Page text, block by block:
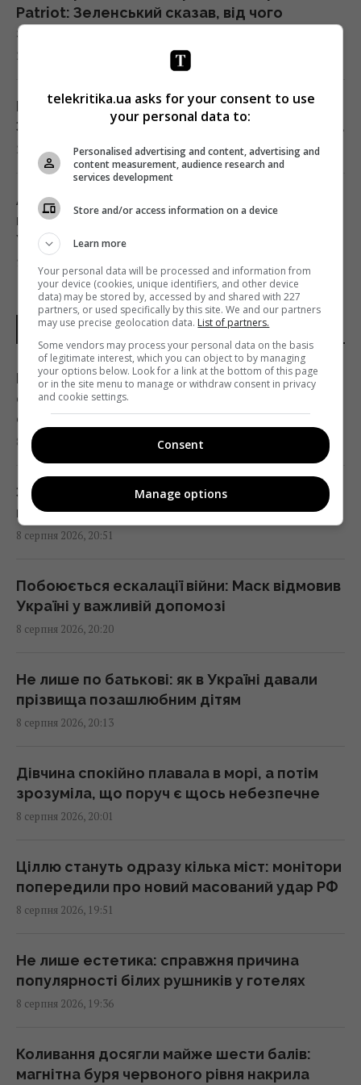
Patriot: Зеленський сказав, від чого
залежать строки
21:04 субота, 08 серпня 2026
Прихована мобілізація й маніпуляції:
Зеленський розкрив подальші плани Путіна
20:50 субота, 08 серпня 2026
Астролог Влад Росс здивував новим
прогнозом щодо завершення війни в
Україні
20:33 субота, 08 серпня 2026
Україна купила у Туреччини партію ракет
ATACMS і гусеничні версії "Хаймарсів"
20:30 субота, 08 серпня 2026
Лев Тарас, якого врятували від війни в
Україні, тяжко захворів
20:13 субота, 08 серпня 2026
"Вибухають" через кожну дрібницю: 9
проблем людей, яких легко розізлити
20:12 субота, 08 серпня 2026
Названо найсильнішу розвідку Європи, і це
не ГУР
19:57 субота, 08 серпня 2026
Росіяни похизувалися новим зенітним
дроном, який здатен розвивати швидкість
до 560 км/год
Люди, які народилися в ці місяці,
найуспішніші
В ЄС запропонували нову схему конфіскації
заморожених активів РФ, - FAZ
Маск не дозволив Україні використовувати
Starlink для ударів по Росії, - The Atlantic
ОСТАННІ НОВИНИ
Полиці у супермаркетах України
спорожніли: чи буде дефіцит продуктів і
стрибок цін
8 серпня 2026, 20:52
Заборонені дарунки для другої половинки:
що притягує сварки та сльози
8 серпня 2026, 20:51
Побоюється ескалації війни: Маск відмовив
Україні у важливій допомозі
8 серпня 2026, 20:20
Не лише по батькові: як в Україні давали
прізвища позашлюбним дітям
8 серпня 2026, 20:13
Дівчина спокійно плавала в морі, а потім
зрозуміла, що поруч є щось небезпечне
8 серпня 2026, 20:01
Ціллю стануть одразу кілька міст: монітори
попередили про новий масований удар РФ
8 серпня 2026, 19:51
Не лише естетика: справжня причина
популярності білих рушників у готелях
8 серпня 2026, 19:36
Коливання досягли майже шести балів:
магнітна буря червоного рівня накрила
telekritika.ua asks for your consent to use
your personal data to:
Personalised advertising and content, advertising and
content measurement, audience research and
services development
Store and/or access information on a device
Learn more
Your personal data will be processed and information from
your device (cookies, unique identifiers, and other device
data) may be stored by, accessed by and shared with 227
partners, or used specifically by this site. We and our partners
may use precise geolocation data. List of partners.
Some vendors may process your personal data on the basis
of legitimate interest, which you can object to by managing
your options below. Look for a link at the bottom of this page
or in the site menu to manage or withdraw consent in privacy
and cookie settings.
Consent
Manage options